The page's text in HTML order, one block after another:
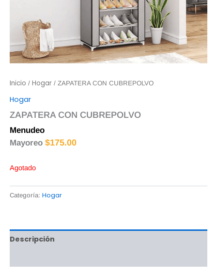
Inicio / Hogar / ZAPATERA CON CUBREPOLVO
Hogar
ZAPATERA CON CUBREPOLVO
Menudeo
Mayoreo $175.00
Agotado
Categoría: Hogar
Descripción